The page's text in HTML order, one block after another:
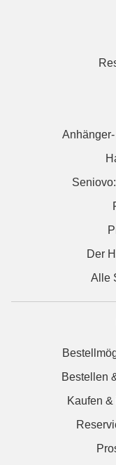
Der
Alle
Bestellen
Kaufen